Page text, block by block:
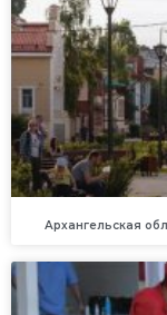
Архангельская